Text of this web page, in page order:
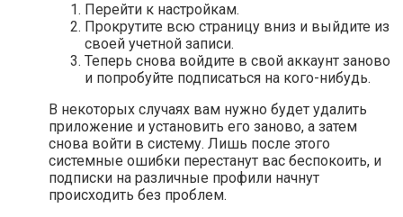
Перейти к настройкам.
Прокрутите всю страницу вниз и выйдите из
своей учетной записи.
Теперь снова войдите в свой аккаунт заново
и попробуйте подписаться на кого-нибудь.
В некоторых случаях вам нужно будет удалить
приложение и установить его заново, а затем
снова войти в систему. Лишь после этого
системные ошибки перестанут вас беспокоить, и
подписки на различные профили начнут
происходить без проблем.